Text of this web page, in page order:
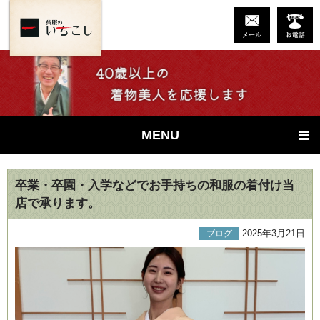
MENU
卒業・卒園・入学などでお手持ちの和服の着付け当
店で承ります。
ブログ 2025年3月21日